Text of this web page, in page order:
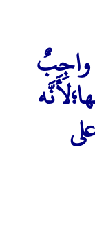
واجِبٌ